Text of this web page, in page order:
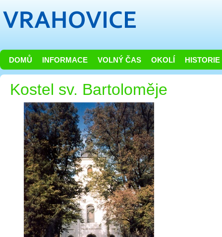
DOMŮ INFORMACE VOLNÝ ČAS OKOLÍ HISTORIE
Kostel sv. Bartoloměje